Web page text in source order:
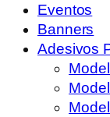
Eventos
Banners
Adesivos